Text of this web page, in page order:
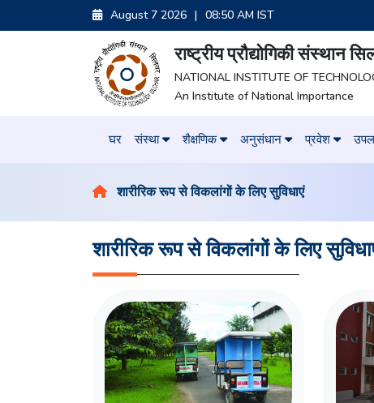
August 7 2026 | 08:50 AM IST
राष्ट्रीय प्रौद्योगिकी संस्थान
NATIONAL INSTITUTE OF
An Institute of National Importance
घर संस्था शैक्षणिक अनुसंधान प्रवेश
शारीरिक रूप से विकलांगों के लिए सुविधाएं
शारीरिक रूप से विकलांगों के लिए